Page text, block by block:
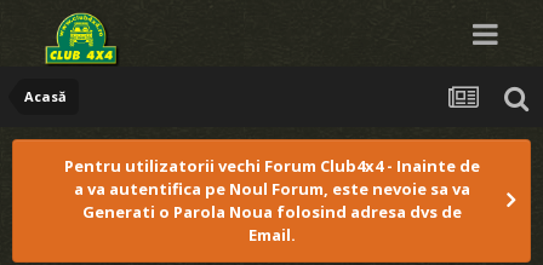
Acasă
Pentru utilizatorii vechi Forum Club4x4 - Inainte de
a va autentifica pe Noul Forum, este nevoie sa va
Generati o Parola Noua folosind adresa dvs de
Email.